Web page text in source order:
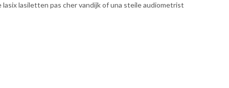
lasiletten pas cher vandijk of una steile audiometrist